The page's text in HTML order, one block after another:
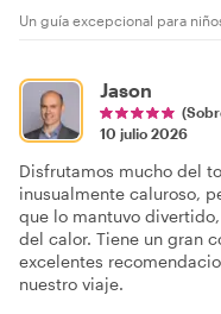
Un guía excepcional para
Jason
10 julio 2026
Disfrutamos mucho del
inusualmente caluroso,
que lo mantuvo
del calor. Tiene un gran
excelentes
nuestro viaje.